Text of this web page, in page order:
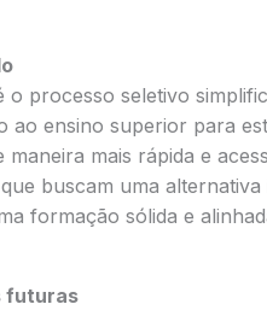
processo seletivo
ao ensino superior para
mais rápida e
buscam uma
formação sólida e
futuras